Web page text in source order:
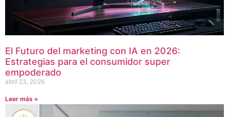
El Futuro del marketing con IA en 2026:
Estrategias para el consumidor super
empoderado
abril 23, 2026
Leer más »